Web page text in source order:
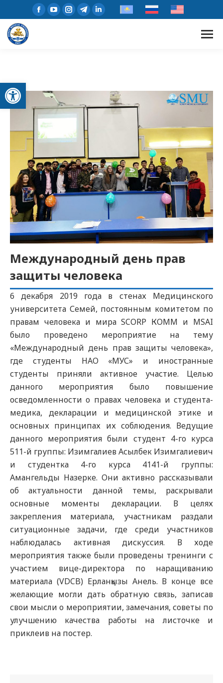
Открыть панель инструментов
Международный день прав
защиты человека
6 декабря 2019 года в стенах Медицинского
университета Семей, постоянным комитетом по
правам человека и мира SCORP КОММ и MSAI
было проведено мероприятие на тему
«Международный день прав защиты человека»,
где студенты НАО «МУС» и иностранные
студенты приняли активное участие. Целью
данного мероприятия было повышение
осведомленности о правах человека и студента-
медика, декларации и медицинской этике и
основных принципах их соблюдения. Ведущие
данного мероприятия были студент 4-го курса
511-й группы: Изимгалиев Асылбек Изимгалиевич
и студентка 4-го курса 4141-й группы:
Амангельды Назерке. Они активно рассказывали
об актуальности данной темы, раскрывали
основные моменты декларации. В целях
закрепления материала, участникам раздали
ситуационные задачи, где среди участников
наблюдалась активная дискуссия. В ходе
мероприятия также были проведены тренинги с
участием вице-директора по наращиванию
материала (VDCB) Ерланқызы Анель. В конце все
желающие могли дать обратную связь, записав
свои мысли о мероприятии, замечания, советы по
улучшению качества работы на листочке и
приклеив на постер.